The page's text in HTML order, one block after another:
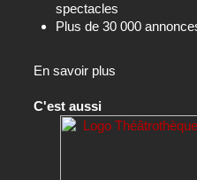
spectacles
Plus de 30 000
En savoir plus
C'est aussi